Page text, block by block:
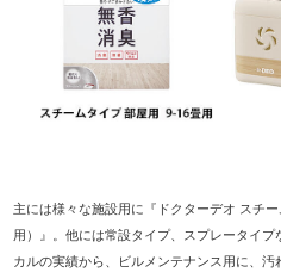
主には様々な施設用に『ドクターデオ スチ
用）』。他には常設タイプ、スプレータイ
カルの実績から、ビルメンテナンス用に、